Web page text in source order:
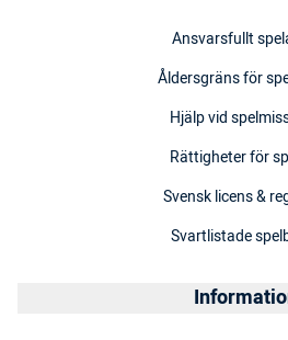
Ansvarsfullt
Åldersgräns för
Hjälp vid
Rättigheter för
Svensk licens &
Svartlistade